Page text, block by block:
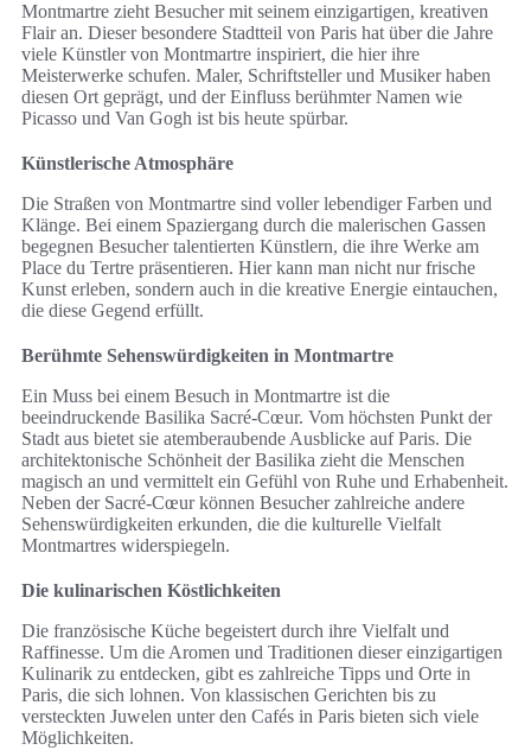
Montmartre zieht Besucher mit seinem einzigartigen, kreativen
Flair an. Dieser besondere Stadtteil von Paris hat über die Jahre
viele Künstler von Montmartre inspiriert, die hier ihre
Meisterwerke schufen. Maler, Schriftsteller und Musiker haben
diesen Ort geprägt, und der Einfluss berühmter Namen wie
Picasso und Van Gogh ist bis heute spürbar.
Künstlerische Atmosphäre
Die Straßen von Montmartre sind voller lebendiger Farben und
Klänge. Bei einem Spaziergang durch die malerischen Gassen
begegnen Besucher talentierten Künstlern, die ihre Werke am
Place du Tertre präsentieren. Hier kann man nicht nur frische
Kunst erleben, sondern auch in die kreative Energie eintauchen,
die diese Gegend erfüllt.
Berühmte Sehenswürdigkeiten in Montmartre
Ein Muss bei einem Besuch in Montmartre ist die
beeindruckende Basilika Sacré-Cœur. Vom höchsten Punkt der
Stadt aus bietet sie atemberaubende Ausblicke auf Paris. Die
architektonische Schönheit der Basilika zieht die Menschen
magisch an und vermittelt ein Gefühl von Ruhe und Erhabenheit.
Neben der Sacré-Cœur können Besucher zahlreiche andere
Sehenswürdigkeiten erkunden, die die kulturelle Vielfalt
Montmartres widerspiegeln.
Die kulinarischen Köstlichkeiten
Die französische Küche begeistert durch ihre Vielfalt und
Raffinesse. Um die Aromen und Traditionen dieser einzigartigen
Kulinarik zu entdecken, gibt es zahlreiche Tipps und Orte in
Paris, die sich lohnen. Von klassischen Gerichten bis zu
versteckten Juwelen unter den Cafés in Paris bieten sich viele
Möglichkeiten.